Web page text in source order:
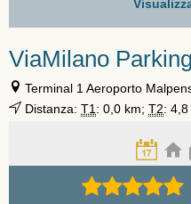
ViaMilano
Terminal 1 Aeroporto
Distanza: T1 : 0,0 km; T2: 4,8